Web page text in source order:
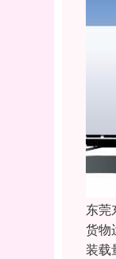
东莞
货物
装载